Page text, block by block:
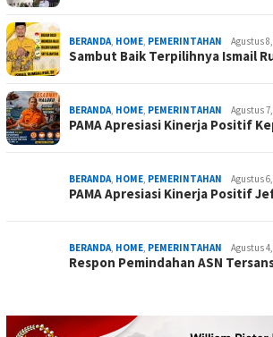
BERANDA, HOME, PEMERINTAHAN Agustus
Sambut Baik Terpilihnya Ismail
BERANDA, HOME, PEMERINTAHAN Agustus
PAMA Apresiasi Kinerja Positif
BERANDA, HOME, PEMERINTAHAN Agustus
PAMA Apresiasi Kinerja Positif
BERANDA, HOME, PEMERINTAHAN Agustus
Respon Pemindahan ASN